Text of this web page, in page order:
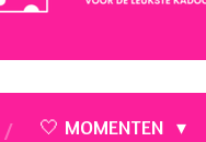
🤍 MOMENTEN